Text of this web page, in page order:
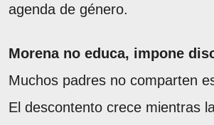
agenda de género.
Morena no educa, impone
Muchos padres no comparten
El descontento crece mientras